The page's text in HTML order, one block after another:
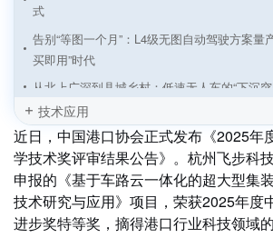
式
告别“等图一个月”：L4级无图自动驾驶方案量
买即用”时代
从北上广深到县城乡村：低速无人车的“下沉
传统车企“跑步入场”：低速无人物流车从初创
驾”深度融合
无人矿区通信新基建：双方案，全场景，零卡
无人车“大航海时代”：四大场景挺进深蓝，全
自动驾驶“分拆潮”起：估值逻辑变天，还是战
技术应用
近日，中国港口协会正式发布《2025年
学技术奖评审结果公告》。杭州飞步科
申报的《基于车路云一体化的超大型集
技术研究与应用》项目，荣获2025年度
进步奖特等奖，摘得港口行业科技领域的